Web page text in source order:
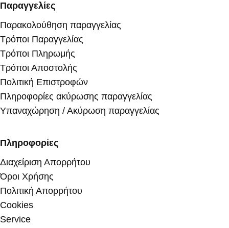
Παραγγελίες
Παρακολούθηση παραγγελίας
Τρόποι Παραγγελίας
Τρόποι Πληρωμής
Τρόποι Αποστολής
Πολιτική Επιστροφών
Πληροφορίες ακύρωσης παραγγελίας
Υπαναχώρηση / Ακύρωση παραγγελίας
Πληροφορίες
Διαχείριση Απορρήτου
Όροι Χρήσης
Πολιτική Απορρήτου
Cookies
Service